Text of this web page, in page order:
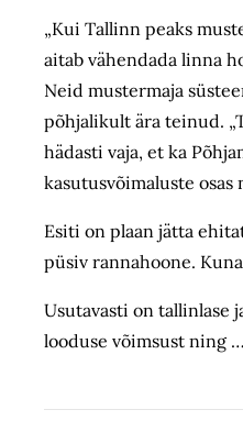
„Kui Tallinn peaks
aitab vähendada linna
Neid mustermaja
põhjalikult ära teinud.
hädasti vaja, et ka
kasutusvõimaluste
Esiti on plaan jätta
püsiv rannahoone.
Usutavasti on tallinlase
looduse võimsust ning